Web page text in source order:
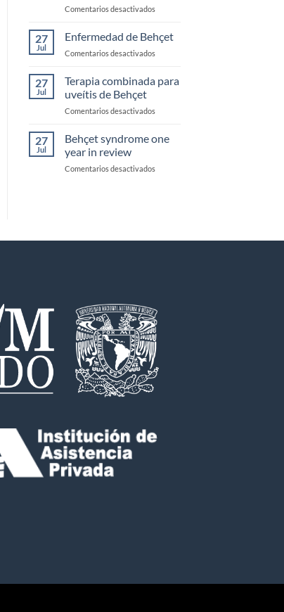
Comentarios desactivadosen
más
importantes
de
en
27
Jul
Enfermedad de Behçet
Comentarios desactivadosen
Behçet
27
Jul
Terapia combinada para
uveítis de Behçet
Comentarios desactivadosen
de
27
Jul
Behçet syndrome one
year in review
Comentarios desactivadosen
review